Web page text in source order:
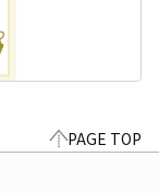
PAGE TOP